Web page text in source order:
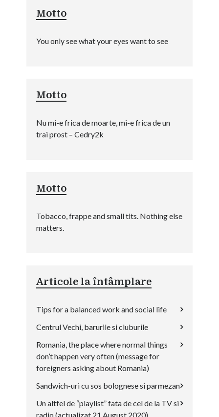
Motto
You only see what your eyes want to see
Motto
Nu mi-e frica de moarte, mi-e frica de un
trai prost – Cedry2k
Motto
Tobacco, frappe and small tits. Nothing else
matters.
Articole la întâmplare
Tips for a balanced work and social life
Centrul Vechi, barurile si cluburile
Romania, the place where normal things
don’t happen very often (message for
foreigners asking about Romania)
Sandwich-uri cu sos bolognese si parmezan
Un altfel de “playlist” fata de cel de la TV si
radio (actualizat 21 August 2020)